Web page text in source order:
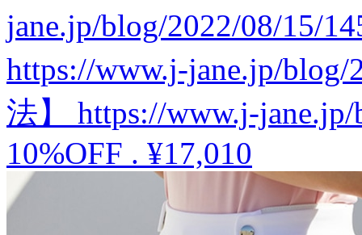
jane.jp/blog/2022/08/15/
https://www.j-jane.jp/
法】 https://www.j-
10%OFF . ¥17,010